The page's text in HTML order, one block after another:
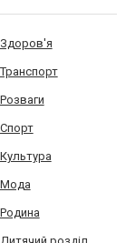
Здоров'я
Транспорт
Розваги
Спорт
Культура
Мода
Родина